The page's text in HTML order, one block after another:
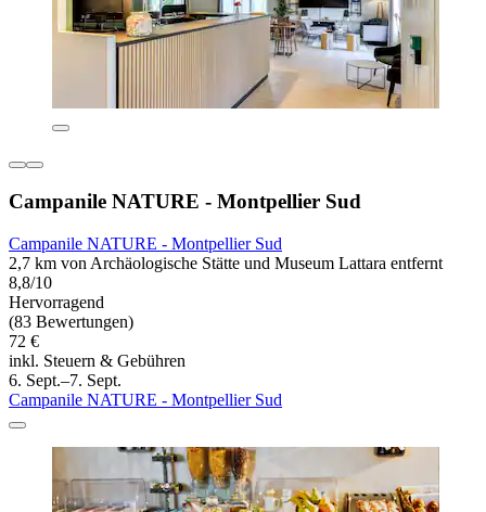
Campanile NATURE - Montpellier Sud
Campanile NATURE - Montpellier Sud
2,7 km von Archäologische Stätte und Museum Lattara entfernt
8,8/10
Hervorragend
(83 Bewertungen)
72 €
inkl. Steuern & Gebühren
6. Sept.–7. Sept.
Campanile NATURE - Montpellier Sud